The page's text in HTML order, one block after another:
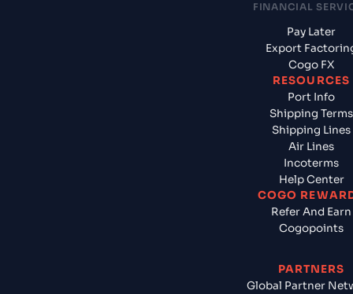
FINANCIAL
Pay Later
Export
Cogo FX
RESOURCES
Port Info
Shipping Terms
Shipping Lines
Air Lines
Incoterms
Help Center
COGO
Refer And Earn
Cogopoints
PARTNERS
Global Partner